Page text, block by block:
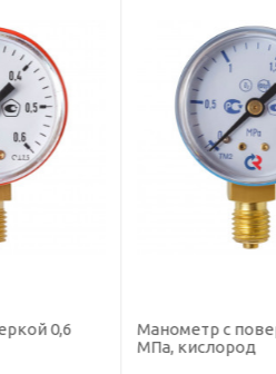
0,6
Манометр с
МПа, кислород